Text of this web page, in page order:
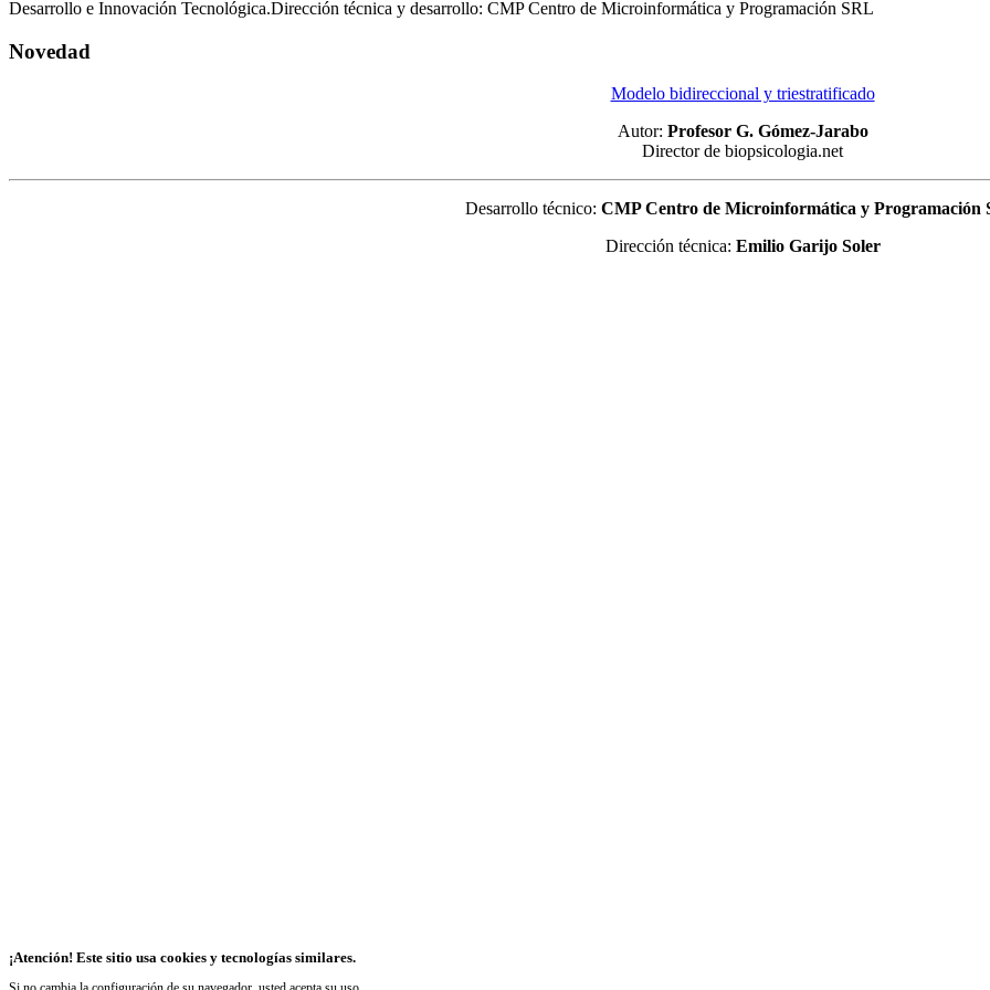
Desarrollo e Innovación Tecnológica.Dirección técnica y desarrollo: CMP Centro de Microinformática y Programación SRL
Novedad
Modelo bidireccional y triestratificado
Autor: Profesor G. Gómez-Jarabo
Director de biopsicologia.net
Desarrollo técnico: CMP Centro de Microinformática y Programación
Dirección técnica: Emilio Garijo Soler
¡Atención! Este sitio usa cookies y tecnologías similares.